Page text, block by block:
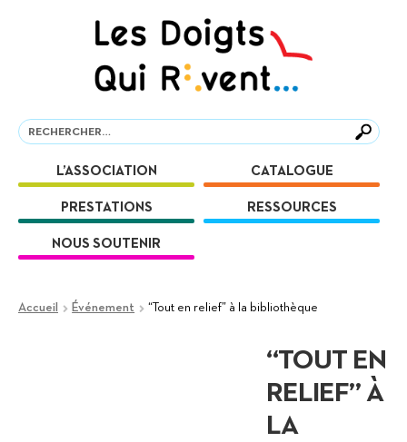
Recherche
Recherche
L’ASSOCIATION CATALOGUE
PRESTATIONS RESSOURCES
NOUS SOUTENIR
Accueil Événement “Tout en relief” à la bibliothèque
“TOUT EN
RELIEF” À
LA